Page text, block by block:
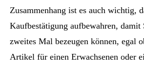
Zusammenhang ist es auch wichtig,
Kaufbestätigung aufbewahren,
zweites Mal bezeugen können, egal
Artikel für einen Erwachsenen oder